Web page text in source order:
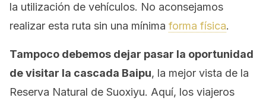
la utilización de vehículos. No aconsejamos
realizar esta ruta sin una mínima forma física.
Tampoco debemos dejar pasar la oportunidad
de visitar la cascada Baipu, la mejor vista de la
Reserva Natural de Suoxiyu. Aquí, los viajeros